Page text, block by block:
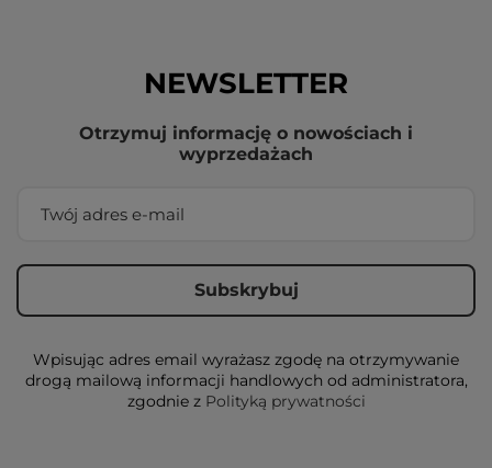
NEWSLETTER
Otrzymuj informację o nowościach i
wyprzedażach
Wpisując adres email wyrażasz zgodę na otrzymywanie
drogą mailową informacji handlowych od administratora,
zgodnie z Polityką prywatności